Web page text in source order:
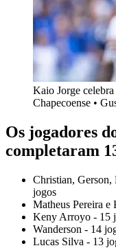
Kaio Jorge
Chapecoense •
Os jogadores
completaram
Christian,
jogos
Matheus Pereira
Keny Arroyo - 15
Wanderson - 14
Lucas Silva - 13